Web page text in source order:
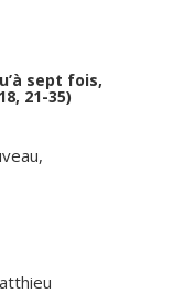
sept fois,
21-35)